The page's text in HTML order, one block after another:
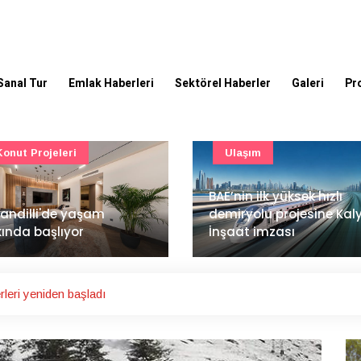
Tur Emlak Haberleri Sektörel Haberler Galeri
ilk yüksek hızlı
projesine Kalyon
imzası
Mimarlık ve mühendislik
projeleri e-PYS ile dijital
ortama taşınacak
Güncel
yeniden başladı